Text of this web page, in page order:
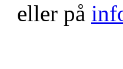
eller på